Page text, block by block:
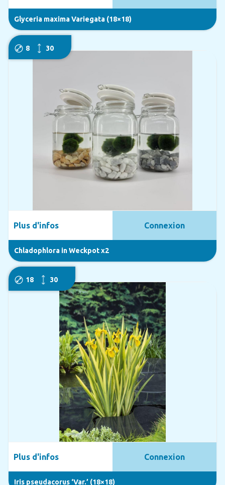
Glyceria maxima Variegata (18×18)
8 30
Chladophlora in Weckpot x2
Plus d'infos Connexion
18 30
Iris pseudacorus ‘Var.’ (18×18)
Plus d'infos Connexion